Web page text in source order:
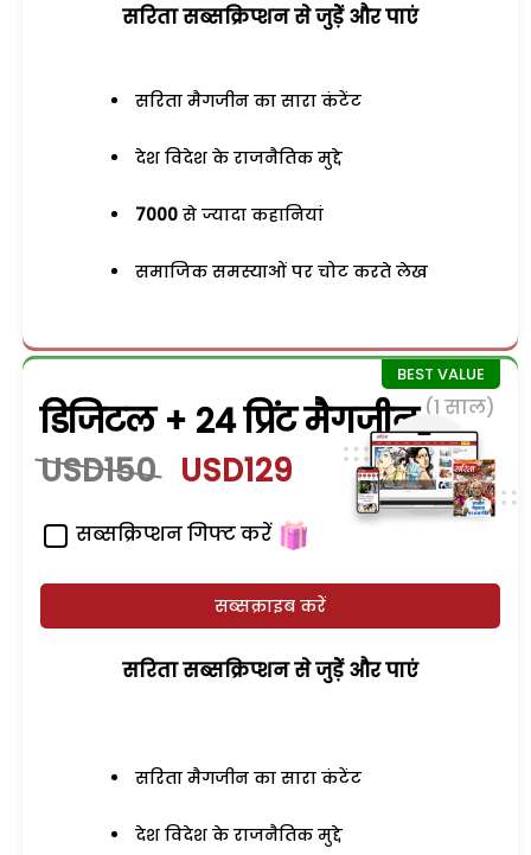
सरिता सब्सक्रिप्शन से जुड़ेें और पाएं
सरिता मैगजीन का सारा कंटेंट
देश विदेश के राजनैतिक मुद्दे
7000 से ज्यादा कहानियां
समाजिक समस्याओं पर चोट करते लेख
डिजिटल + 24 प्रिंट मैगजीन (1 साल)
USD150 USD129
सब्सक्रिप्शन गिफ्ट करें
सब्सक्राइब करें
सरिता सब्सक्रिप्शन से जुड़ेें और पाएं
सरिता मैगजीन का सारा कंटेंट
देश विदेश के राजनैतिक मुद्दे